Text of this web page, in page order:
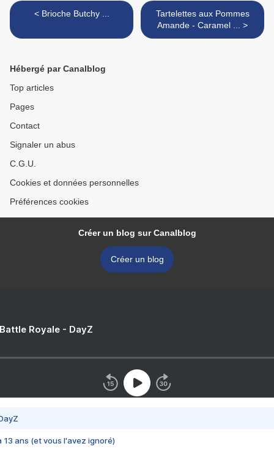
< Brioche Butchy ...
Tartelettes aux Pommes
Amande - Caramel ... >
Hébergé par Canalblog
Top articles
Pages
Contact
Signaler un abus
C.G.U.
Cookies et données personnelles
Préférences cookies
Créer un blog sur Canalblog
Créer un blog
Royale - DayZ
13 ans (et vous l'avez ignoré)